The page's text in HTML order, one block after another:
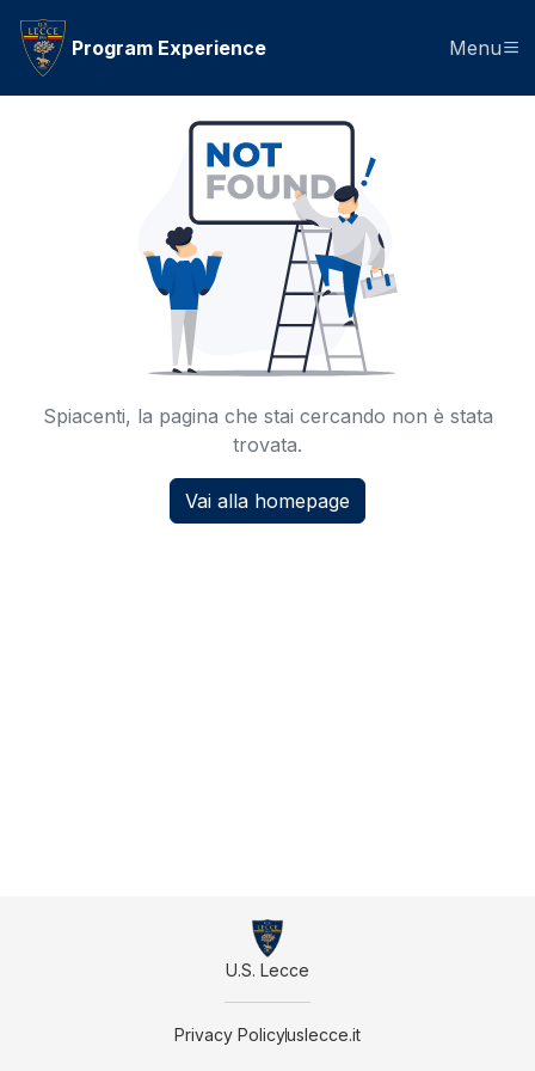
Program Experience Menu
Spiacenti, la pagina che stai cercando non è stata
trovata.
Vai alla homepage
U.S. Lecce
Privacy Policyuslecce.it